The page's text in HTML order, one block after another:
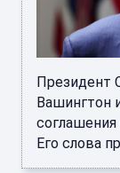
Президент
Вашингтон
соглашения
Его слова